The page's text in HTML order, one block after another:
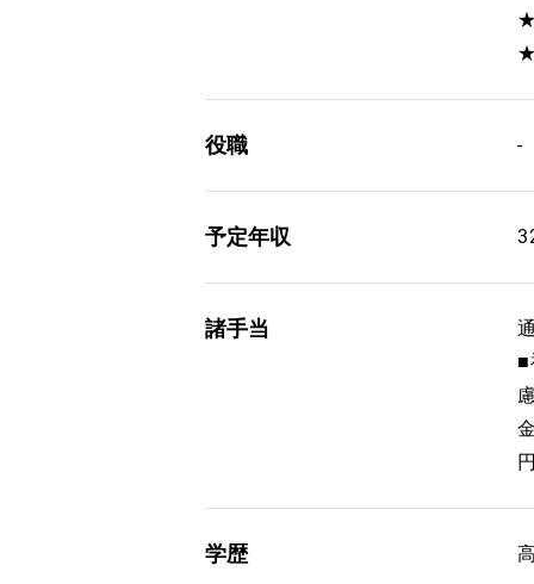
★
★
役職 -
予定年収
諸手当
■
学歴